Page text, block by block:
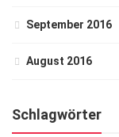
September 2016
August 2016
Schlagwörter